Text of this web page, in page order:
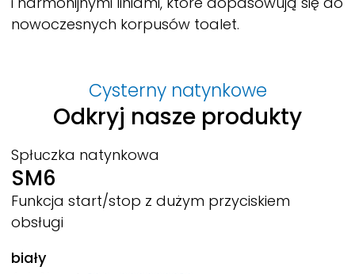
nowoczesnych korpusów toalet.
Cysterny natynkowe
Odkryj nasze produkty
Spłuczka natynkowa
SM6
Funkcja start/stop z dużym przyciskiem
obsługi
biały